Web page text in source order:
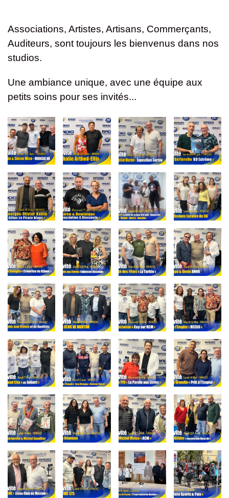
Associations, Artistes, Artisans, Commerçants,
Auditeurs, sont toujours les bienvenus dans nos
studios.
Une ambiance unique, avec une équipe aux
petits soins pour ses invités...